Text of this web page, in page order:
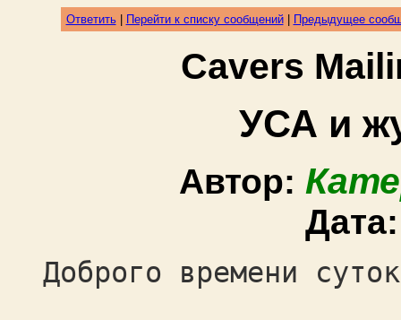
Ответить| Перейти к списку сообщений| Предыдущее
Cavers
УСА и
Автор:
Доброго времени